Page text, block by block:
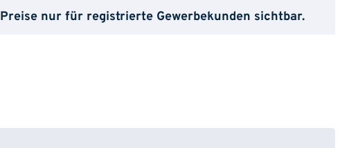
Preise nur für registrierte Gewerbekunden sichtbar.